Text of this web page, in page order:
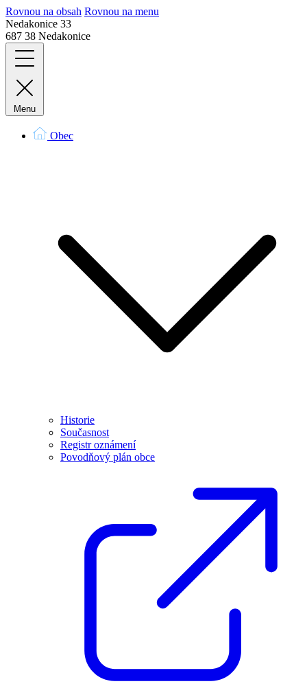
Rovnou na obsah Rovnou na menu
Nedakonice 33
687 38 Nedakonice
Menu
Obec
Historie
Současnost
Registr oznámení
Povodňový plán obce